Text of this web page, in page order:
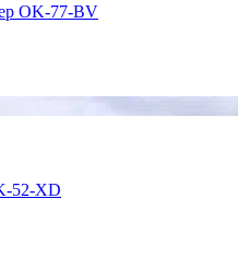
OK-77-BV
52-XD